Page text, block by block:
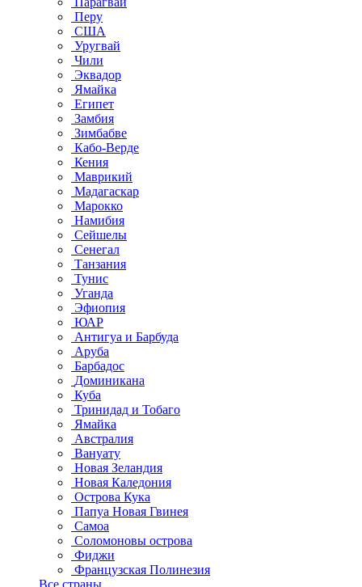
Перу
США
Уругвай
Чили
Эквадор
Ямайка
Египет
Замбия
Зимбабве
Кабо-Верде
Кения
Маврикий
Мадагаскар
Марокко
Намибия
Сейшелы
Сенегал
Танзания
Тунис
Уганда
Эфиопия
ЮАР
Антигуа и Барбуда
Аруба
Барбадос
Доминикана
Куба
Тринидад и Тобаго
Ямайка
Австралия
Вануату
Новая Зеландия
Новая Каледония
Острова Кука
Папуа Новая Гвинея
Самоа
Соломоновы острова
Фиджи
Французская Полинезия
Все страны